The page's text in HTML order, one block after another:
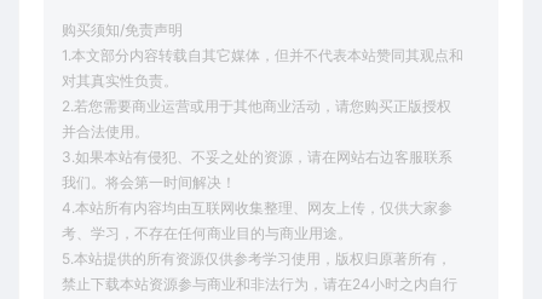
购买须知/免责声明
1.本文部分内容转载自其它媒体，但并不代表本站赞同其观点和
对其真实性负责。
2.若您需要商业运营或用于其他商业活动，请您购买正版授权
并合法使用。
3.如果本站有侵犯、不妥之处的资源，请在网站右边客服联系
我们。将会第一时间解决！
4.本站所有内容均由互联网收集整理、网友上传，仅供大家参
考、学习，不存在任何商业目的与商业用途。
5.本站提供的所有资源仅供参考学习使用，版权归原著所有，
禁止下载本站资源参与商业和非法行为，请在24小时之内自行